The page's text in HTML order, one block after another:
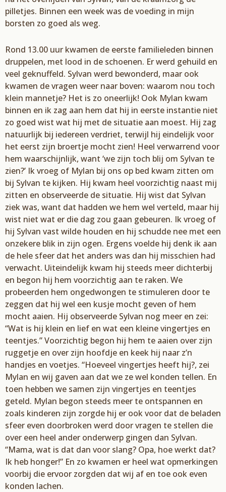
pilletjes. Binnen een week was de voeding in mijn
borsten zo goed als weg.
Rond 13.00 uur kwamen de eerste familieleden binnen
druppelen, met lood in de schoenen. Erwerd gehuild en
veel geknuffeld. Sylvan werd bewonderd, maar ook
kwamen de vragen weer naar boven: waarom nou toch
klein mannetje? Het is zo oneerlijk! Ook Mylan kwam
binnen en ik zag aan hem dat hij in eerste instantie niet
zo goed wist wat hij met de situatie aan moest. Hij zag
natuurlijk bij iedereen verdriet, terwijl hij eindelijk voor
het eerst zijn broertje mocht zien! Heel verwarrend voor
hem waarschijnlijk, want ‘we zijn toch blij om Sylvan te
zien?’ Ik vroeg of Mylan bij ons op bed kwam zitten om
bij Sylvan te kijken. Hij kwam heel voorzichtig naast mij
zitten en observeerde de situatie. Hij wist dat Sylvan
ziekwas, want dat hadden we hem wel verteld, maar hij
wist niet wat er die dag zou gaan gebeuren. Ik vroeg of
hij Sylvan vast wilde houden en hij schudde nee met een
onzekere blik in zijn ogen. Ergens voelde hij denk ik aan
de hele sfeer dat het anders was dan hij misschien had
verwacht. Uiteindelijk kwam hij steeds meer dichterbij
en begon hij hem voorzichtig aan te raken. We
probeerden hem ongedwongen te stimuleren door te
zeggen dat hij wel een kusje mocht geven of hem
mocht aaien. Hij observeerde Sylvan nog meer en zei:
“Wat is hij klein en lief en wat een kleine vingertjes en
teentjes.”Voorzichtig begon hij hem te aaien over zijn
ruggetje en over zijn hoofdje en keek hij naar z’n
handjes en voetjes. “Hoeveel vingertjes heeft hij?, zei
Mylan en wij gaven aan dat we ze wel konden tellen. En
toen hebben we samen zijn vingertjes en teentjes
geteld. Mylan begon steeds meer te ontspannen en
zoals kinderen zijn zorgde hij er ookvoor dat de beladen
sfeer even doorbroken werd door vragen te stellen die
over een heel ander onderwerp gingen dan Sylvan.
“Mama, wat is dat dan voor slang? Opa, hoe werkt dat?
Ik heb honger!” En zo kwamen er heel wat opmerkingen
voorbij die ervoor zorgden dat wij af en toe ook even
konden lachen.